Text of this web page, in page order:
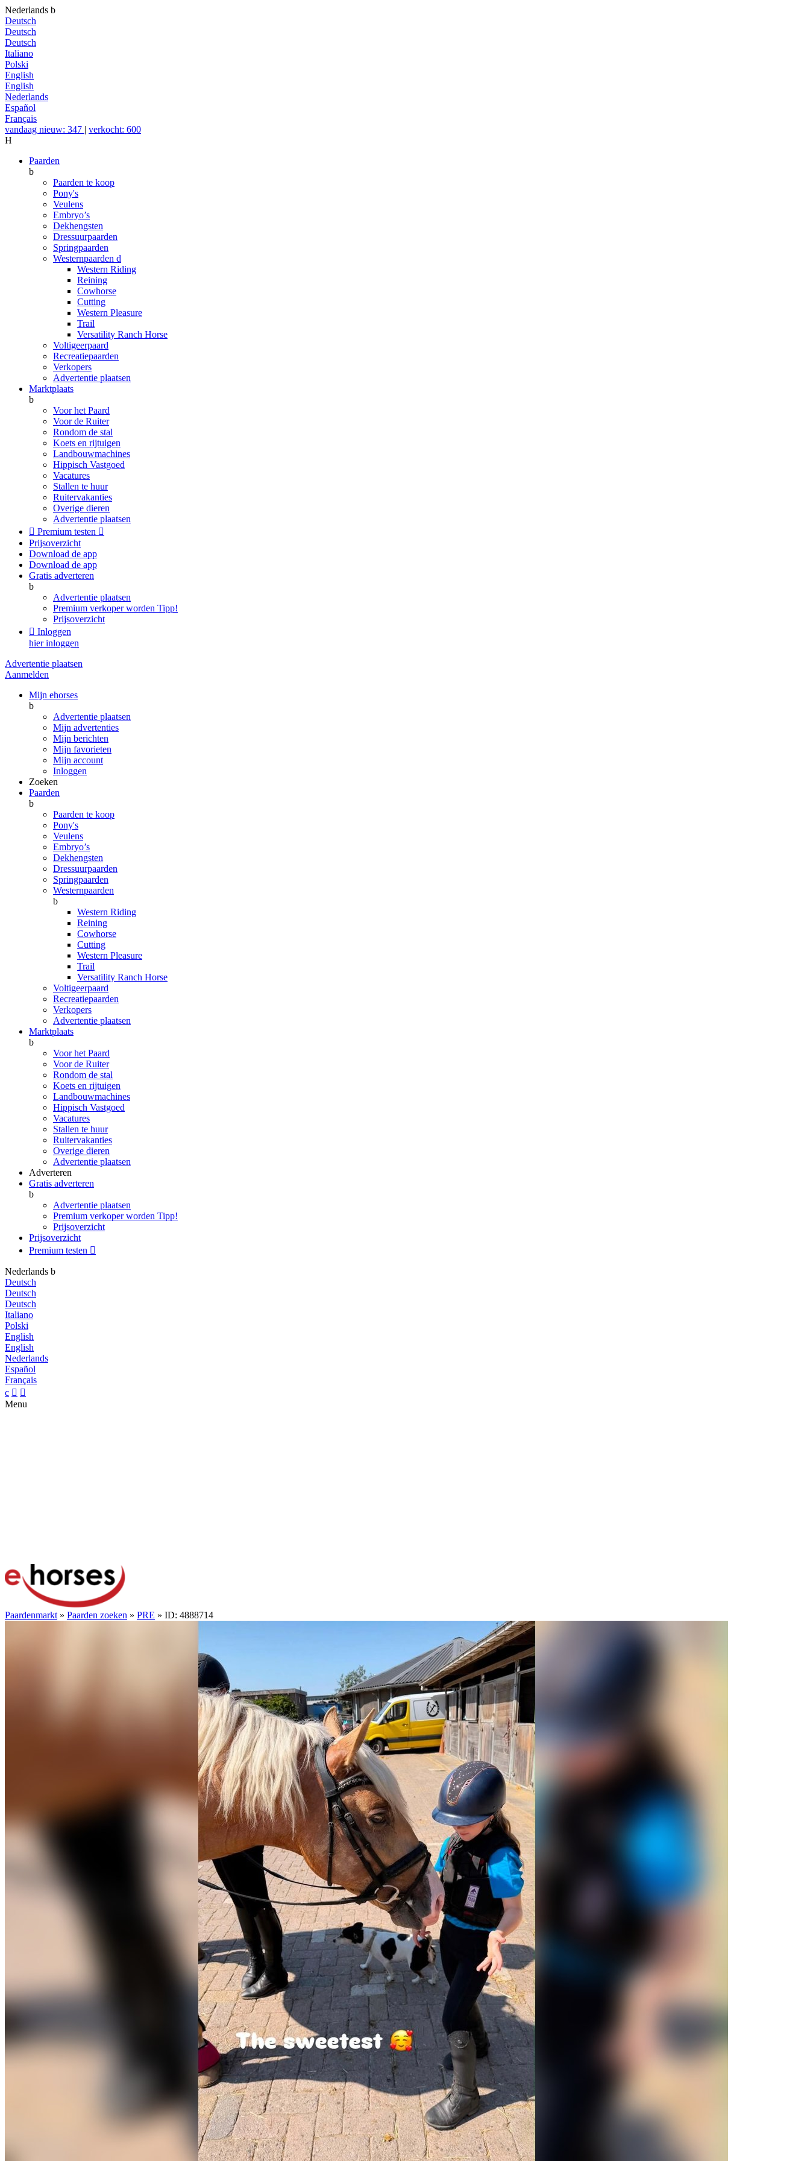
Nederlands b
Deutsch
Deutsch
Deutsch
Italiano
Polski
English
English
Nederlands
Español
Français
vandaag nieuw: 347 | verkocht: 600
H
Paarden
b
Paarden te koop
Pony's
Veulens
Embryo’s
Dekhengsten
Dressuurpaarden
Springpaarden
Westernpaarden d
Western Riding
Reining
Cowhorse
Cutting
Western Pleasure
Trail
Versatility Ranch Horse
Voltigeerpaard
Recreatiepaarden
Verkopers
Advertentie plaatsen
Marktplaats
b
Voor het Paard
Voor de Ruiter
Rondom de stal
Koets en rijtuigen
Landbouwmachines
Hippisch Vastgoed
Vacatures
Stallen te huur
Ruitervakanties
Overige dieren
Advertentie plaatsen
 Premium testen 
Prijsoverzicht
Download de app
Download de app
Gratis adverteren
b
Advertentie plaatsen
Premium verkoper worden Tipp!
Prijsoverzicht
 Inloggen
hier inloggen
Advertentie plaatsen
Aanmelden
Mijn ehorses
b
Advertentie plaatsen
Mijn advertenties
Mijn berichten
Mijn favorieten
Mijn account
Inloggen
Zoeken
Paarden
b
Paarden te koop
Pony's
Veulens
Embryo’s
Dekhengsten
Dressuurpaarden
Springpaarden
Westernpaarden
b
Western Riding
Reining
Cowhorse
Cutting
Western Pleasure
Trail
Versatility Ranch Horse
Voltigeerpaard
Recreatiepaarden
Verkopers
Advertentie plaatsen
Marktplaats
b
Voor het Paard
Voor de Ruiter
Rondom de stal
Koets en rijtuigen
Landbouwmachines
Hippisch Vastgoed
Vacatures
Stallen te huur
Ruitervakanties
Overige dieren
Advertentie plaatsen
Adverteren
Gratis adverteren
b
Advertentie plaatsen
Premium verkoper worden Tipp!
Prijsoverzicht
Prijsoverzicht
Premium testen 
Nederlands b
Deutsch
Deutsch
Deutsch
Italiano
Polski
English
English
Nederlands
Español
Français
c  
Menu
Paardenmarkt » Paarden zoeken » PRE » ID: 4888714